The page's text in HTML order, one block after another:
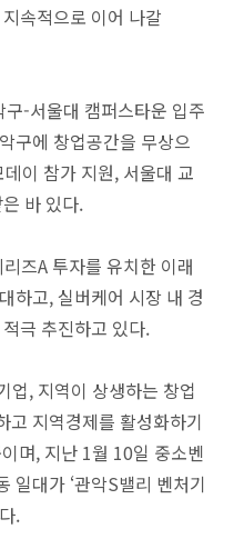
속적으로 이어 나갈
-서울대 캠퍼스타운 입주
구에 창업공간을 무상으
이 참가 지원, 서울대 교
바 있다.
즈A 투자를 유치한 이래
하고, 실버케어 시장 내 경
극 추진하고 있다.
업, 지역이 상생하는 창업
고 지역경제를 활성화하기
며, 지난 1월 10일 중소벤
일대가 ‘관악S밸리 벤처기
.